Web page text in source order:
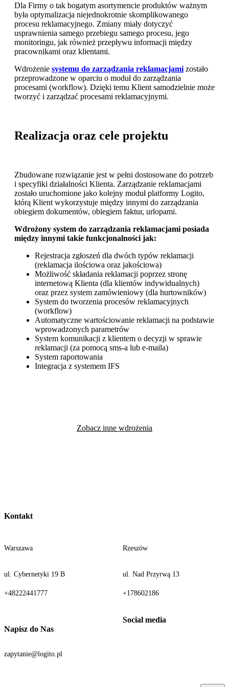
Dla Firmy o tak bogatym asortymencie produktów ważnym
była optymalizacja niejednokrotnie skomplikowanego
procesu reklamacyjnego. Zmiany miały dotyczyć
usprawnienia samego przebiegu samego procesu, jego
monitoringu, jak również przepływu informacji między
pracownikami oraz klientami.
Wdrożenie systemu do zarządzania reklamacjami zostało
przeprowadzone w oparciu o moduł do zarządzania
procesami (workflow). Dzięki temu Klient samodzielnie może
tworzyć i zarządzać procesami reklamacyjnymi.
Realizacja oraz cele projektu
Zbudowane rozwiązanie jest w pełni dostosowane do potrzeb
i specyfiki działalności Klienta. Zarządzanie reklamacjami
zostało uruchomione jako kolejny moduł platformy Logito,
którą Klient wykorzystuje między innymi do zarządzania
obiegiem dokumentów, obiegiem faktur, urlopami.
Wdrożony system do zarządzania reklamacjami posiada
między innymi takie funkcjonalności jak:
Rejestracja zgłoszeń dla dwóch typów reklamacji
(reklamacja ilościowa oraz jakościowa)
Możliwość składania reklamacji poprzez stronę
internetową Klienta (dla klientów indywidualnych)
oraz przez system zamówieniowy (dla hurtowników)
System do tworzenia procesów reklamacyjnych
(workflow)
Automatyczne wartościowanie reklamacji na podstawie
wprowadzonych parametrów
System komunikacji z klientem o decyzji w sprawie
reklamacji (za pomocą sms-a lub e-maila)
System raportowania
Integracja z systemem IFS
Zobacz inne wdrożenia
Kontakt
Warszawa
ul. Cybernetyki 19 B
+48222441777
Rzeszów
ul. Nad Przyrwą 13
+178602186
Napisz do Nas
zapytanie@logito.pl